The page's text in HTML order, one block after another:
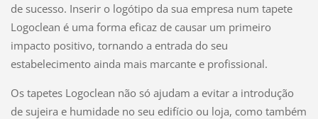
de sucesso. Inserir o logótipo da sua empresa num tapete
Logoclean é uma forma eficaz de causar um primeiro
impacto positivo, tornando a entrada do seu
estabelecimento ainda mais marcante e profissional.
Os tapetes Logoclean não só ajudam a evitar a introdução
de sujeira e humidade no seu edifício ou loja, como também